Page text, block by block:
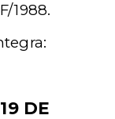
1988.
DE